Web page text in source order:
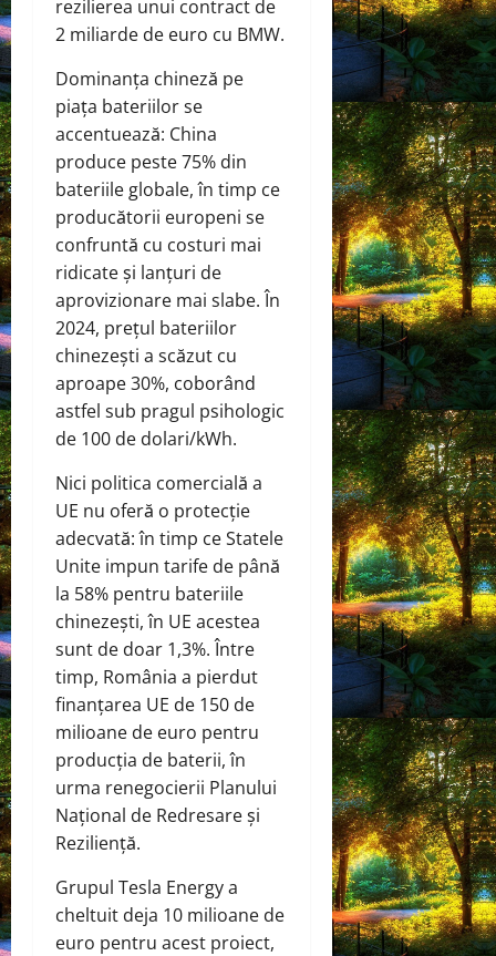
rezilierea unui contract de
2 miliarde de euro cu BMW.
Dominanța chineză pe
piața bateriilor se
accentuează: China
produce peste 75% din
bateriile globale, în timp ce
producătorii europeni se
confruntă cu costuri mai
ridicate și lanțuri de
aprovizionare mai slabe. În
2024, prețul bateriilor
chinezești a scăzut cu
aproape 30%, coborând
astfel sub pragul psihologic
de 100 de dolari/kWh.
Nici politica comercială a
UE nu oferă o protecție
adecvată: în timp ce Statele
Unite impun tarife de până
la 58% pentru bateriile
chinezești, în UE acestea
sunt de doar 1,3%. Între
timp, România a pierdut
finanțarea UE de 150 de
milioane de euro pentru
producția de baterii, în
urma renegocierii Planului
Național de Redresare și
Reziliență.
Grupul Tesla Energy a
cheltuit deja 10 milioane de
euro pentru acest proiect,